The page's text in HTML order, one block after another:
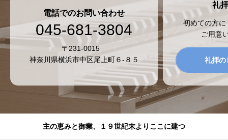
電話でのお問い合わせ
045-681-3804
〒231-0015
神奈川県横浜市中区尾上町６-８５
礼
初めての方
ご用意
礼拝の
主の恵みと御業、１９世紀末よりここに建つ